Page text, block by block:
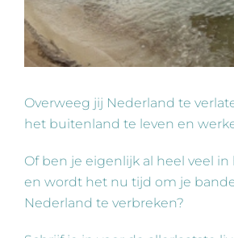
Overweeg jij Nederland te
het buitenland te leven en
Of ben je eigenlijk al heel veel
en wordt het nu tijd om je
Nederland te verbreken?